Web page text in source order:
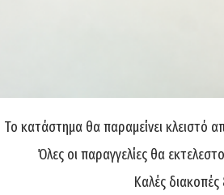
Το κατάστημα θα παραμείνει κλειστό
Όλες οι παραγγελίες θα
Καλές